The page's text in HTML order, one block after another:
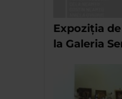
Expoziția
la Galeria